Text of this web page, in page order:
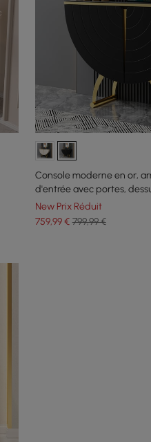
Console moderne en or,
d'entrée avec portes,
New Prix Réduit
759,99€ 799,99 €